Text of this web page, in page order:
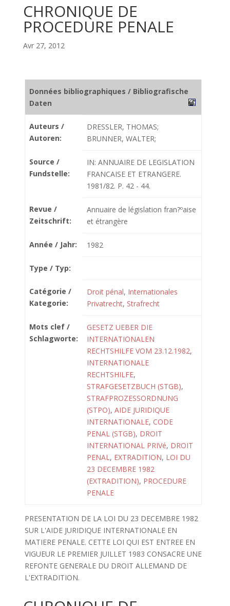
CHRONIQUE DE
PROCEDURE PENALE
Avr 27, 2012
Données bibliographiques / Bibliografische
Daten
Auteurs /
Autoren:
DRESSLER, THOMAS;
BRUNNER, WALTER;
Source /
Fundstelle:
IN: ANNUAIRE DE LEGISLATION
FRANCAISE ET ETRANGERE.
1981/82. P. 42 - 44.
Revue /
Zeitschrift:
Annuaire de législation fran?ºaise
et étrangère
Année / Jahr: 1982
Type / Typ:
Catégorie /
Kategorie:
Droit pénal, Internationales
Privatrecht, Strafrecht
Mots clef /
Schlagworte:
GESETZ UEBER DIE
INTERNATIONALEN
RECHTSHILFE VOM 23.12.1982,
INTERNATIONALE
RECHTSHILFE,
STRAFGESETZBUCH (STGB),
STRAFPROZESSORDNUNG
(STPO), AIDE JURIDIQUE
INTERNATIONALE, CODE
PENAL (STGB), DROIT
INTERNATIONAL PRIVé, DROIT
PENAL, EXTRADITION, LOI DU
23 DECEMBRE 1982
(EXTRADITION), PROCEDURE
PENALE
PRESENTATION DE LA LOI DU 23 DECEMBRE 1982
SUR L'AIDE JURIDIQUE INTERNATIONALE EN
MATIERE PENALE. CETTE LOI QUI EST ENTREE EN
VIGUEUR LE PREMIER JUILLET 1983 CONSACRE UNE
REFONTE GENERALE DU DROIT ALLEMAND DE
L'EXTRADITION.